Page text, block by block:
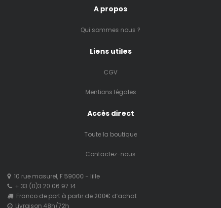
A propos
Qui sommes nous ?
Liens utiles
CGV
Mentions légales
Accès direct
Toute la boutique
Contactez-nous
10 rue masurel, F 59000 - lille
+ 33 (0)3 20 06 97 14
Franco de port à partir de 200€ d’achat
Livraison 48h/72h